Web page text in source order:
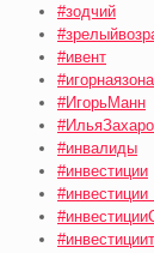
#зодчий
#ивент
#игорнаязона
#ИгорьМанн
#инвалиды
#инвестиции